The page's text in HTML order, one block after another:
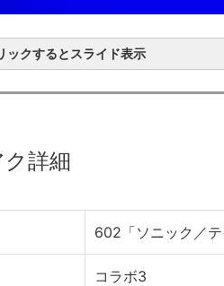
ックするとスライド表示
詳細
602「ソニック／
コラボ3